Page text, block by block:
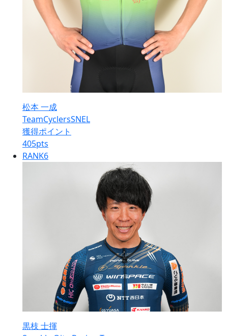
松本 一成
TeamCyclersSNEL
獲得ポイント
405pts
RANK6
黒枝 士揮